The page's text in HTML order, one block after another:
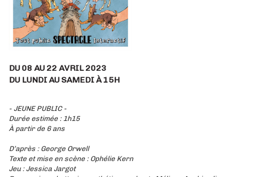
DU 08 AU 22 AVRIL 2023
DU LUNDI AU SAMEDI À 15H
- JEUNE PUBLIC -
Durée estimée : 1h15
À partir de 6 ans
D’après : George Orwell
Texte et mise en scène : Ophélie Kern
Jeu : Jessica Jargot